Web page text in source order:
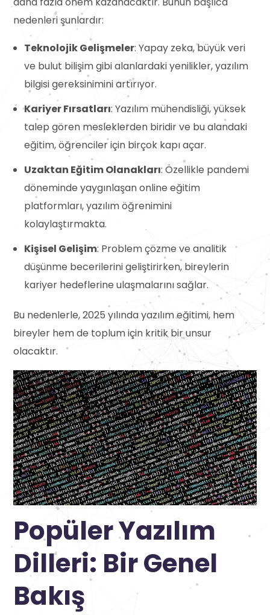
nedenleri şunlardır:
Teknolojik Gelişmeler: Yapay zeka, büyük veri
ve bulut bilişim gibi alanlardaki yenilikler, yazılım
bilgisi gereksinimini artırıyor.
Kariyer Fırsatları: Yazılım mühendisliği, yüksek
talep gören mesleklerden biridir ve bu alandaki
eğitim, öğrenciler için birçok kapı açar.
Uzaktan Eğitim Olanakları: Özellikle pandemi
döneminde yaygınlaşan online eğitim
platformları, yazılım öğrenimini
kolaylaştırmakta.
Kişisel Gelişim: Problem çözme ve analitik
düşünme becerilerini geliştirirken, bireylerin
kariyer hedeflerine ulaşmalarını sağlar.
Bu nedenlerle, 2025 yılında yazılım eğitimi, hem
bireyler hem de toplum için kritik bir unsur
olacaktır.
Popüler Yazılım
Dilleri: Bir Genel
Bakış